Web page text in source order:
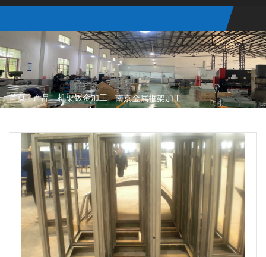
首页-产品 -机架钣金加工 -南京金属框架加工